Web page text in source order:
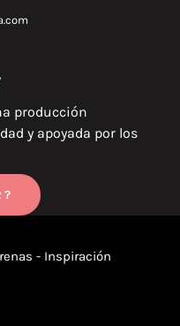
producción
y apoyada por los
- Inspiración